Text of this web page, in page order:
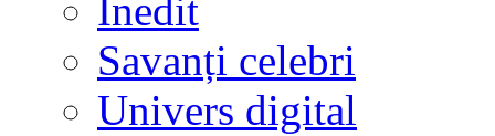
Inedit
Savanți celebri
Univers digital